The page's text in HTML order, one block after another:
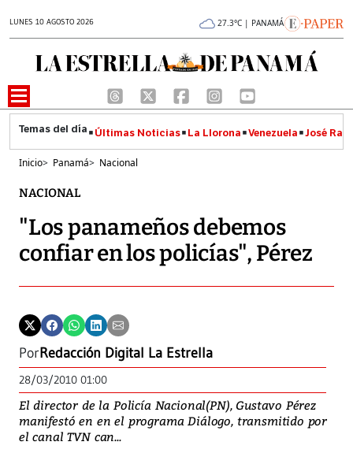
LUNES 10 AGOSTO 2026 27.3°C | PANAMÁ
Últimas Noticias La Llorona Venezuela José
Inicio> Panamá> Nacional
NACIONAL
"Los panameños debemos
confiar en los policías", Pérez
PorRedacción Digital La Estrella
28/03/2010 01:00
El director de la Policía Nacional(PN), Gustavo Pérez
manifestó en en el programa Diálogo, transmitido por
el canal TVN can...